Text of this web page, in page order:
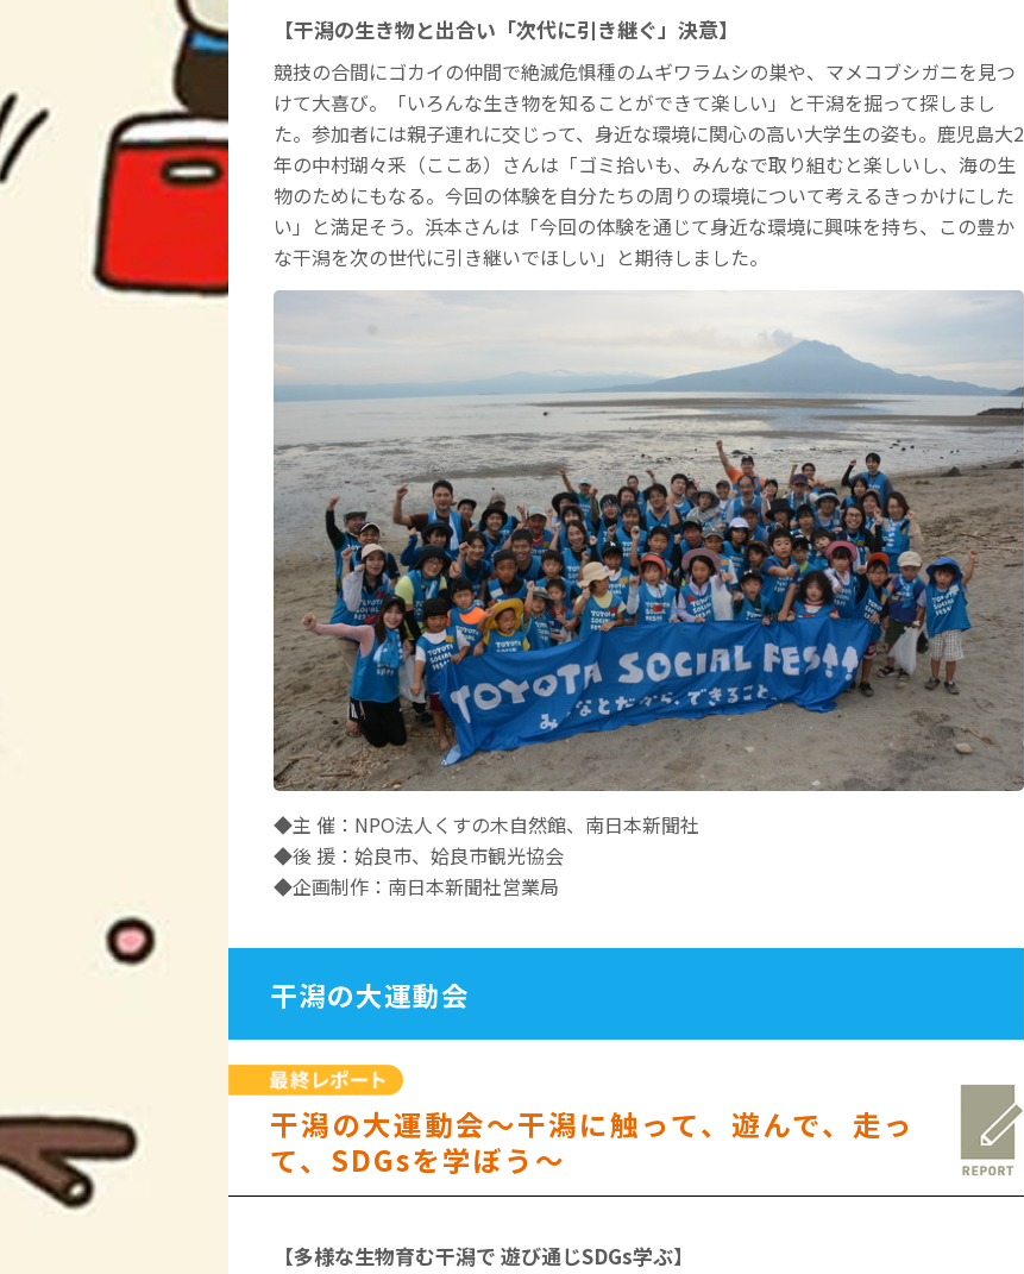
【干潟の生き物と出合い「次代に引き継ぐ」決意】
競技の合間にゴカイの仲間で絶滅危惧種のムギワラムシの巣や、マメコブシガニを見つ
けて大喜び。「いろんな生き物を知ることができて楽しい」と干潟を掘って探しまし
た。参加者には親子連れに交じって、身近な環境に関心の高い大学生の姿も。鹿児島大2
年の中村瑚々釆（ここあ）さんは「ゴミ拾いも、みんなで取り組むと楽しいし、海の生
物のためにもなる。今回の体験を自分たちの周りの環境について考えるきっかけにした
い」と満足そう。浜本さんは「今回の体験を通じて身近な環境に興味を持ち、この豊か
な干潟を次の世代に引き継いでほしい」と期待しました。
◆主 催：NPO法人くすの木自然館、南日本新聞社
◆後 援：姶良市、姶良市観光協会
◆企画制作：南日本新聞社営業局
干潟の大運動会
干潟の大運動会～干潟に触って、遊んで、走っ
て、SDGsを学ぼう～
【多様な生物育む干潟で 遊び通じSDGs学ぶ】